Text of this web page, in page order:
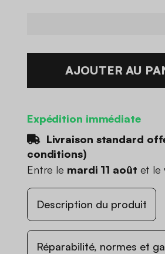
AJOUTER AU
Expédition immédiate
Livraison standard
conditions)
Entre le mardi 11 août et le
Description du produit
Réparabilité, normes et